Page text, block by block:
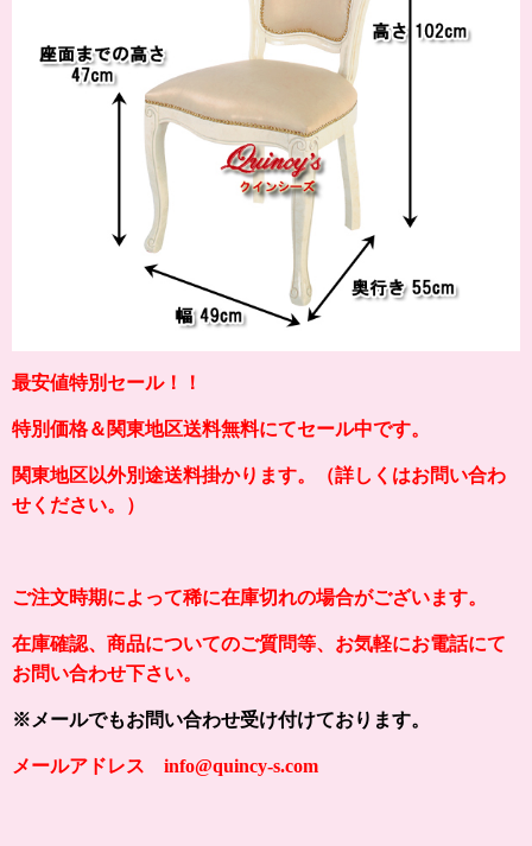
最安値特別セール！！
特別価格＆関東地区送料無料にてセール中です。
関東地区以外別途送料掛かります。（詳しくはお問い合わ
せください。）
ご注文時期によって稀に在庫切れの場合がございます。
在庫確認、商品についてのご質問等、お気軽にお電話にて
お問い合わせ下さい。
※メールでもお問い合わせ受け付けております。
メールアドレス info@quincy-s.com